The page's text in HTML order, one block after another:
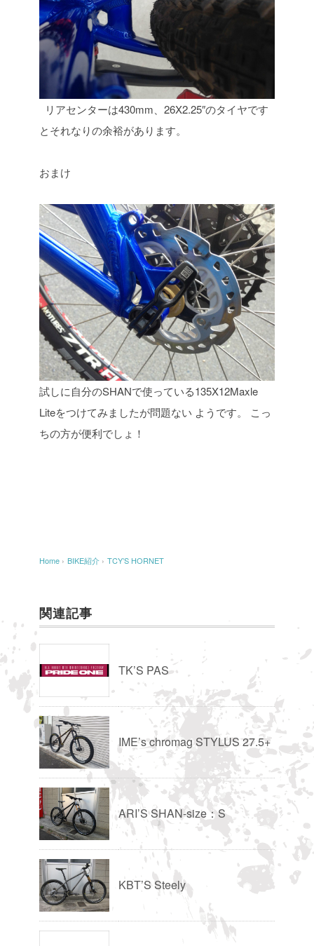
リアセンターは430mm、26X2.25″のタイヤです
とそれなりの余裕があります。
おまけ
試しに自分のSHANで使っている135X12Maxle
Liteをつけてみましたが問題ない ようです。 こっ
ちの方が便利でしょ！
Home › BIKE紹介 › TCY’S HORNET
関連記事
TK’S PAS
IME’s chromag STYLUS 27.5+
ARI’S SHAN-size：S
KBT’S Steely